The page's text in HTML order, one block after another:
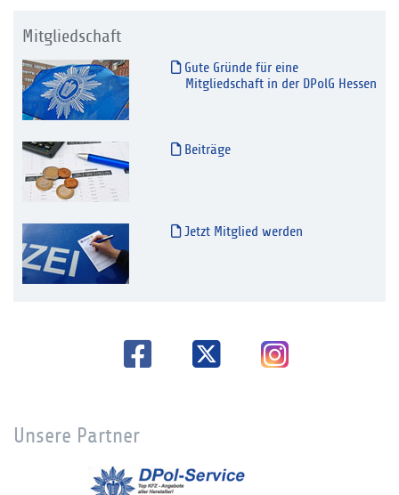
Mitgliedschaft
Gute Gründe für eine
Mitgliedschaft in der DPolG Hessen
Beiträge
Jetzt Mitglied werden
Unsere Partner